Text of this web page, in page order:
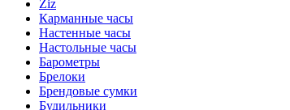
Ziz
Карманные часы
Настенные часы
Настольные часы
Барометры
Брелоки
Брендовые сумки
Будильники